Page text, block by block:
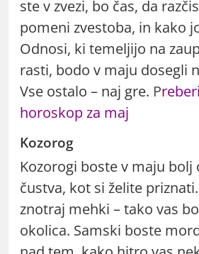
ste v zvezi, bo čas, da
pomeni zvestoba, in kako
Odnosi, ki temeljijo na
rasti, bodo v maju dosegli
Vse ostalo – naj gre. P
horoskop za maj
Kozorog
Kozorogi boste v maju bolj
čustva, kot si želite
znotraj mehki – tako vas
okolica. Samski boste